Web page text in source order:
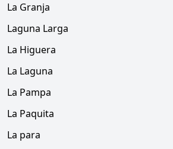
La Granja
Laguna Larga
La Higuera
La Laguna
La Pampa
La Paquita
La para